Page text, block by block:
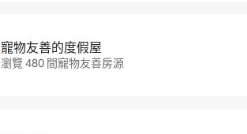
寵物友善的度假屋
瀏覽 480 間寵物友善房源